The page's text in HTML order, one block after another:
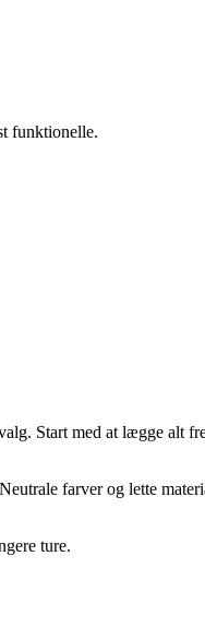
funktionelle.
Start med at lægge alt
farver og lette
ture.